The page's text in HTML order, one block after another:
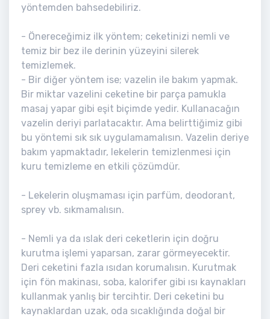
yöntemden bahsedebiliriz.
- Önereceğimiz ilk yöntem; ceketinizi nemli ve
temiz bir bez ile derinin yüzeyini silerek
temizlemek.
- Bir diğer yöntem ise; vazelin ile bakım yapmak.
Bir miktar vazelini ceketine bir parça pamukla
masaj yapar gibi eşit biçimde yedir. Kullanacağın
vazelin deriyi parlatacaktır. Ama belirttiğimiz gibi
bu yöntemi sık sık uygulamamalısın. Vazelin deriye
bakım yapmaktadır, lekelerin temizlenmesi için
kuru temizleme en etkili çözümdür.
- Lekelerin oluşmaması için parfüm, deodorant,
sprey vb. sıkmamalısın.
- Nemli ya da ıslak deri ceketlerin için doğru
kurutma işlemi yaparsan, zarar görmeyecektir.
Deri ceketini fazla ısıdan korumalısın. Kurutmak
için fön makinası, soba, kalorifer gibi ısı kaynakları
kullanmak yanlış bir tercihtir. Deri ceketini bu
kaynaklardan uzak, oda sıcaklığında doğal bir